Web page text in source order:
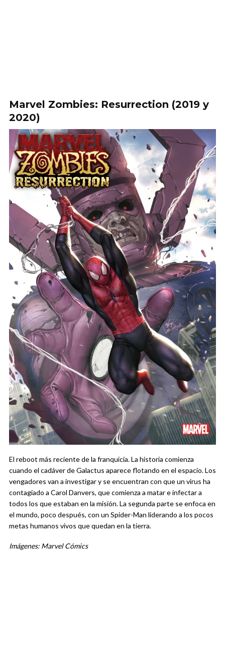
Marvel Zombies: Resurrection (2019 y
2020)
El reboot más reciente de la franquicia. La historia comienza
cuando el cadáver de Galactus aparece flotando en el espacio. Los
vengadores van a investigar y se encuentran con que un virus ha
contagiado a Carol Danvers, que comienza a matar e infectar a
todos los que estaban en la misión. La segunda parte se enfoca en
el mundo, poco después, con un Spider-Man liderando a los pocos
metas humanos vivos que quedan en la tierra.
Imágenes: Marvel Cómics